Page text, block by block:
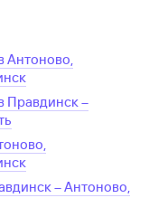
Антоново,
Правдинск–
–Антоново,